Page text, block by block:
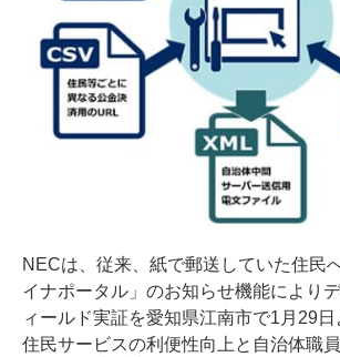
NECは、従来、紙で郵送していた住民
イナポータル」のお知らせ機能により
ィールド実証を愛知県江南市で1月29日
住民サービスの利便性向上と自治体職